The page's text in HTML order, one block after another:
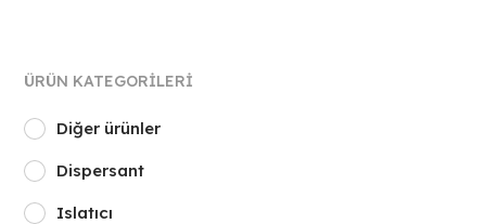
ÜRÜN KATEGORILERI
Diğer ürünler
Dispersant
Islatıcı